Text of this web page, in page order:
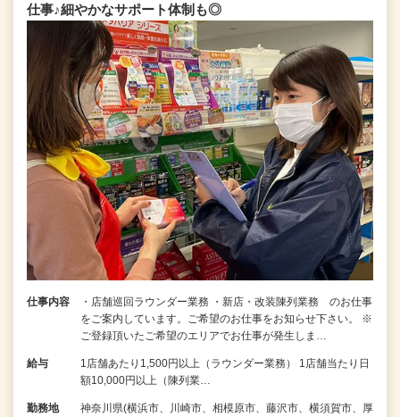
仕事♪細やかなサポート体制も◎
仕事内容
・店舗巡回ラウンダー業務 ・新店・改装陳列業務 のお仕事
をご案内しています。ご希望のお仕事をお知らせ下さい。 ※
ご登録頂いたご希望のエリアでお仕事が発生しま…
給与
1店舗あたり1,500円以上（ラウンダー業務） 1店舗当たり日
額10,000円以上（陳列業…
勤務地
神奈川県(横浜市、川崎市、相模原市、藤沢市、横須賀市、厚